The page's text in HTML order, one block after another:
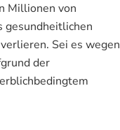
Millionen von
gesundheitlichen
Sei es wegen
der